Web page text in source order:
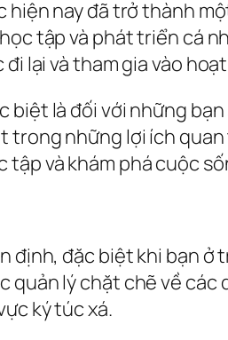
nay đã trở thành
tập và phát triển cá
lại và tham gia vào
là đối với những
những lợi ích
và khám phá cuộc
định, đặc biệt khi bạn
lý chặt chẽ về các
ký túc xá.